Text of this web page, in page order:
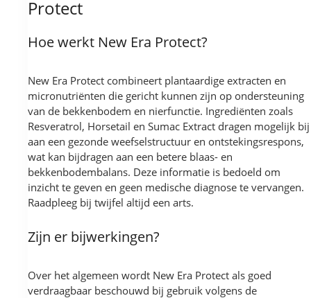
Protect
Hoe werkt New Era Protect?
New Era Protect combineert plantaardige extracten en
micronutriënten die gericht kunnen zijn op ondersteuning
van de bekkenbodem en nierfunctie. Ingrediënten zoals
Resveratrol, Horsetail en Sumac Extract dragen mogelijk bij
aan een gezonde weefselstructuur en ontstekingsrespons,
wat kan bijdragen aan een betere blaas- en
bekkenbodembalans. Deze informatie is bedoeld om
inzicht te geven en geen medische diagnose te vervangen.
Raadpleeg bij twijfel altijd een arts.
Zijn er bijwerkingen?
Over het algemeen wordt New Era Protect als goed
verdraagbaar beschouwd bij gebruik volgens de